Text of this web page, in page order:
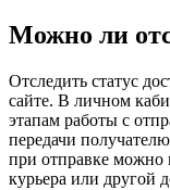
Можно ли
Отследить статус
сайте. В личном
этапам работы с
передачи
при отправке можно
курьера или другой